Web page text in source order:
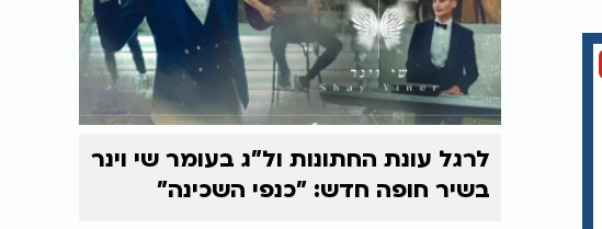
לרגל עונת החתונות ול"ג בעומר שי וינר
בשיר חופה חדש: "כנפי השכינה"